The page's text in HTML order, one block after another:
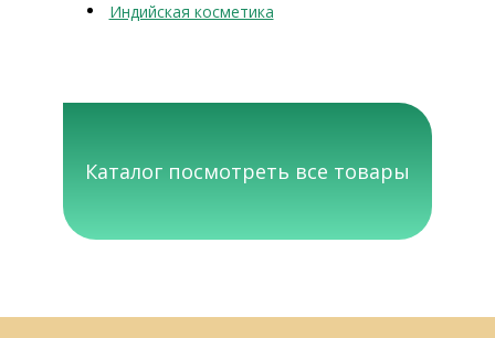
Индийская косметика
Каталог посмотреть все товары